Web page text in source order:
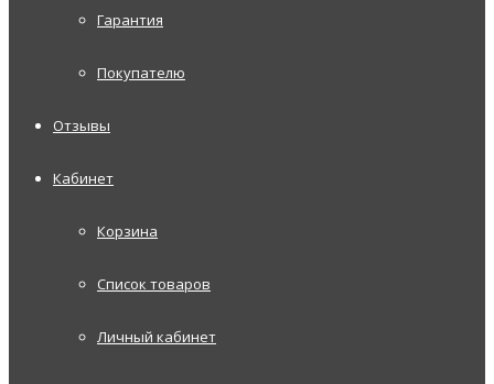
Гарантия
Покупателю
Отзывы
Кабинет
Корзина
Список товаров
Личный кабинет